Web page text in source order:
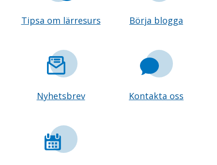
Tipsa om lärresurs Börja blogga
Nyhetsbrev Kontakta oss